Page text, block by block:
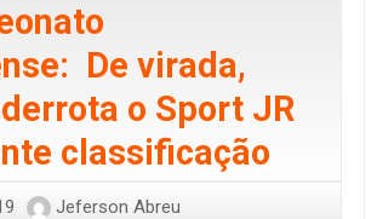
De virada,
o Sport JR
classificação
Jeferson Abreu